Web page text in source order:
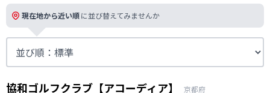
現在地から近い順に並び替えてみませんか
協和ゴルフクラブ【アコーディア】
京都府